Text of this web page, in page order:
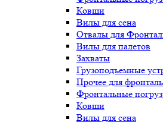
Ковши
Вилы для сена
Отвалы для
Вилы для палетов
Захваты
Грузоподъемные
Прочее для
Фронтальные
Ковши
Вилы для сена